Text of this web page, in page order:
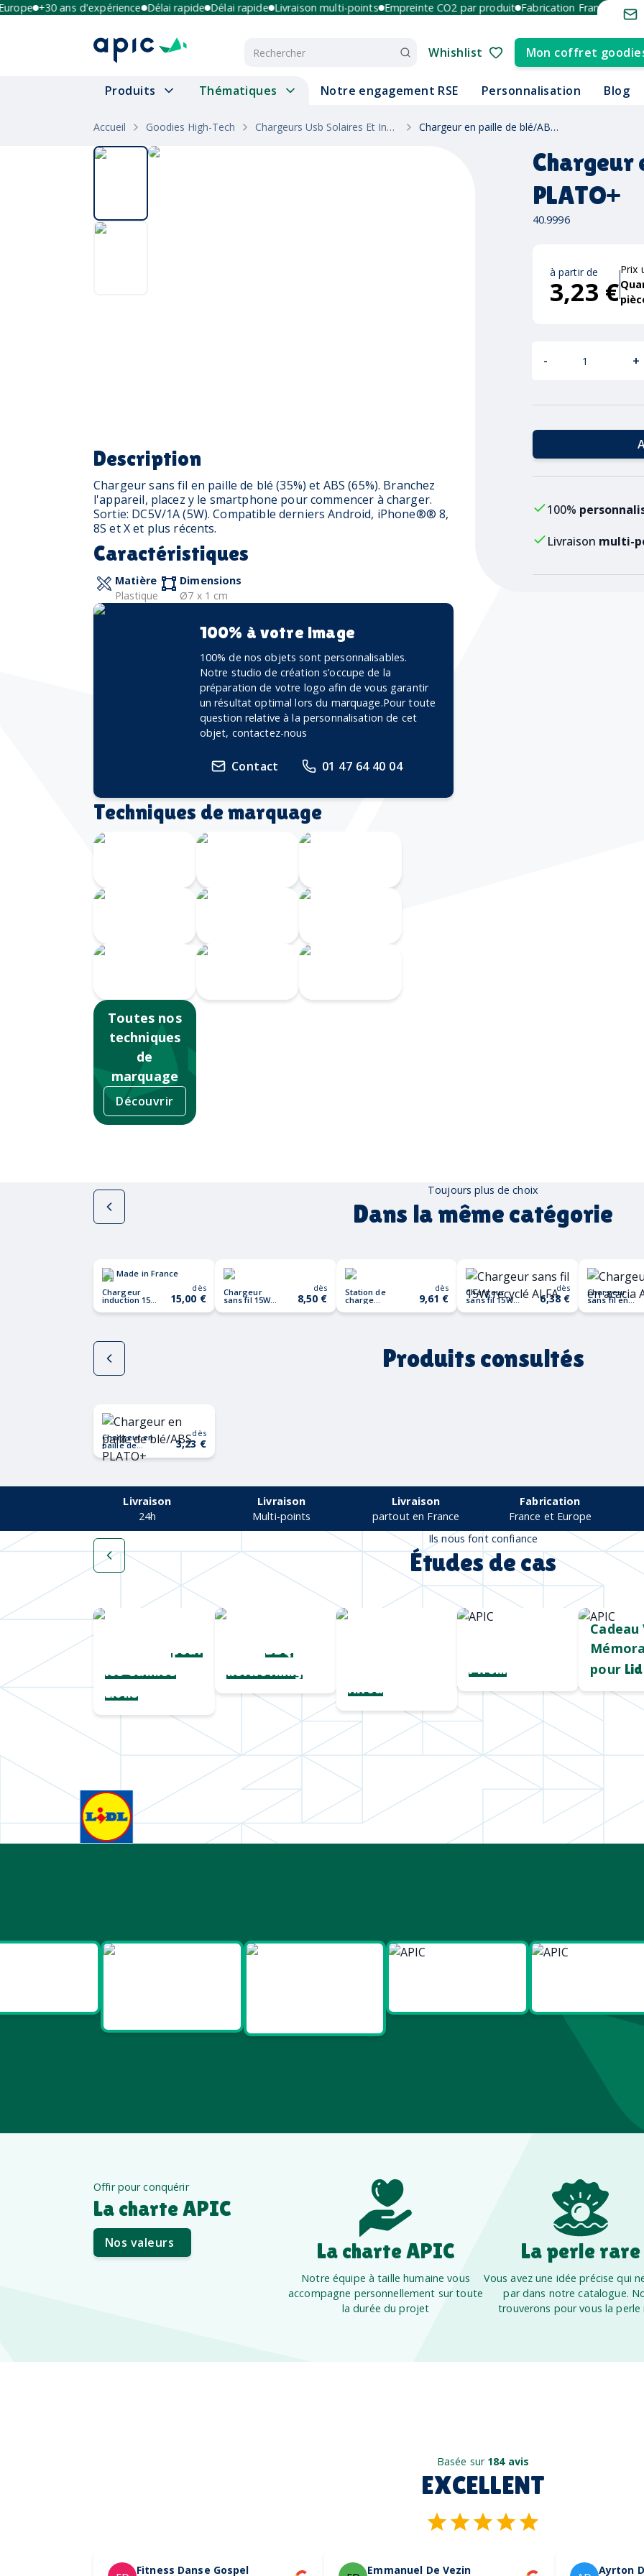
+30 ans d'expérience Délai rapide Délai rapide Livraison multi-points Empreinte CO2 par produit Fabrication France et Europe
Whishlist Mon coffret
Produits Thématiques Notre engagement RSE Personnalisation Blog
Accueil Goodies High-Tech Chargeurs Usb Solaires Et Induction Chargeur en paille de blé/ABS PLATO+
Description
Chargeur sans fil en paille de blé (35%) et ABS (65%). Branchez
l'appareil, placez y le smartphone pour commencer à charger.
Sortie: DC5V/1A (5W). Compatible derniers Android, iPhone®® 8,
8S et X et plus récents.
Caractéristiques
Matière
Plastique
Dimensions
Ø7 x 1 cm
100% à votre image
100% de nos objets sont personnalisables.
Notre studio de création s’occupe de la
préparation de votre logo afin de vous garantir
un résultat optimal lors du marquage.Pour toute
question relative à la personnalisation de cet
objet, contactez-nous
Contact 01 47 64 40 04
Techniques de marquage
Toutes nos
techniques
de
marquage
Découvrir
Chargeur
PLATO+
40.9996
à partir de
3,23 €
Prix
- +
100%
Livraison multi-
Toujours plus de choix
Dans la même catégorie
Made in France
Chargeur
induction 15W
France
dès
15,00 € Chargeur
sans fil 15W
Vanessa
dès
8,50 € Station de
charge
dès
9,61 € Chargeur
sans fil 15W
dès
6,38 € Chargeur
sans fil en
ACAWAI
Produits consultés
Chargeur en
paille de
blé/ABS
PLATO+
dès
3,23 €
Livraison
24h
Livraison
Multi-points
Livraison
partout en France
Fabrication
France et Europe
Ils nous font confiance
Études de cas
pour
les Cannes
Lions
BBQ
networking
Hiroa
Pirelli
Cadeau
pour
Offir pour conquérir
La charte APIC
Nos valeurs La charte APIC
Notre équipe à taille humaine vous
accompagne personnellement sur toute
la durée du projet
La perle rare
Vous avez une idée précise qui
par dans notre catalogue.
trouverons pour vous la perle
Basée sur 184 avis
EXCELLENT
Fitness Danse Gospel Emmanuel De Vezin Ayrton